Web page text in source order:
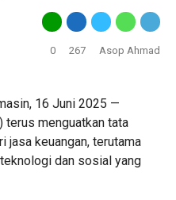
0 267 Asop Ahmad
16 Juni 2025 —
terus menguatkan tata
jasa keuangan, terutama
dan sosial yang